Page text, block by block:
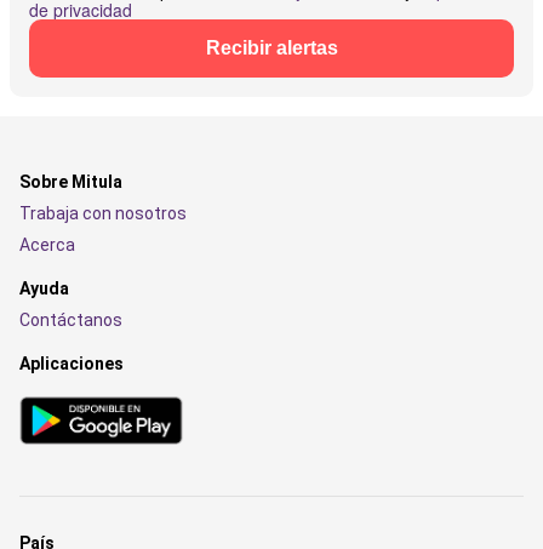
de privacidad
Recibir alertas
Sobre Mitula
Trabaja con nosotros
Acerca
Ayuda
Contáctanos
Aplicaciones
País